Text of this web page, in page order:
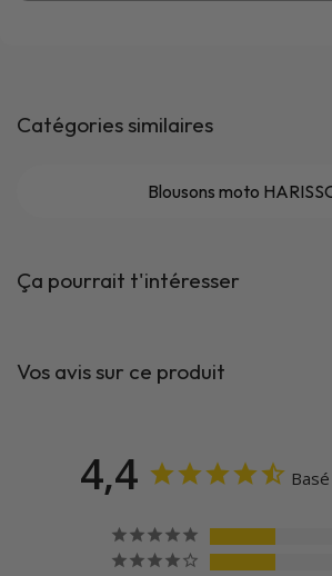
Catégories similaires
Blousons moto
Ça pourrait t'intéresser
Vos avis sur ce produit
4,4